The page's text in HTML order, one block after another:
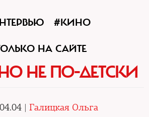
#КИНО
НА САЙТЕ
НЕ ПО-ДЕТСКИ
| Галицкая Ольга